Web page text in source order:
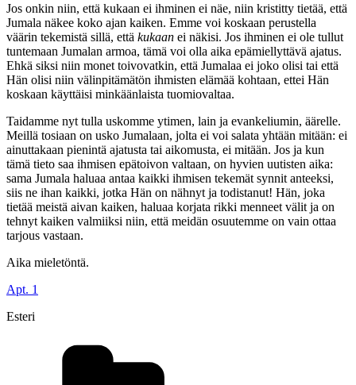
Jos onkin niin, että kukaan ei ihminen ei näe, niin kristitty tietää, että
Jumala näkee koko ajan kaiken. Emme voi koskaan perustella
väärin tekemistä sillä, että kukaan ei näkisi. Jos ihminen ei ole tullut
tuntemaan Jumalan armoa, tämä voi olla aika epämiellyttävä ajatus.
Ehkä siksi niin monet toivovatkin, että Jumalaa ei joko olisi tai että
Hän olisi niin välinpitämätön ihmisten elämää kohtaan, ettei Hän
koskaan käyttäisi minkäänlaista tuomiovaltaa.
Taidamme nyt tulla uskomme ytimen, lain ja evankeliumin, äärelle.
Meillä tosiaan on usko Jumalaan, jolta ei voi salata yhtään mitään: ei
ainuttakaan pienintä ajatusta tai aikomusta, ei mitään. Jos ja kun
tämä tieto saa ihmisen epätoivon valtaan, on hyvien uutisten aika:
sama Jumala haluaa antaa kaikki ihmisen tekemät synnit anteeksi,
siis ne ihan kaikki, jotka Hän on nähnyt ja todistanut! Hän, joka
tietää meistä aivan kaiken, haluaa korjata rikki menneet välit ja on
tehnyt kaiken valmiiksi niin, että meidän osuutemme on vain ottaa
tarjous vastaan.
Aika mieletöntä.
Apt. 1
Esteri